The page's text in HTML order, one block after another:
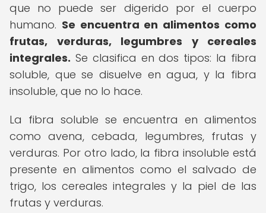
que no puede ser digerido por el cuerpo
humano. Se encuentra en alimentos como
frutas, verduras, legumbres y cereales
integrales. Se clasifica en dos tipos: la fibra
soluble, que se disuelve en agua, y la fibra
insoluble, que no lo hace.
La fibra soluble se encuentra en alimentos
como avena, cebada, legumbres, frutas y
verduras. Por otro lado, la fibra insoluble está
presente en alimentos como el salvado de
trigo, los cereales integrales y la piel de las
frutas y verduras.